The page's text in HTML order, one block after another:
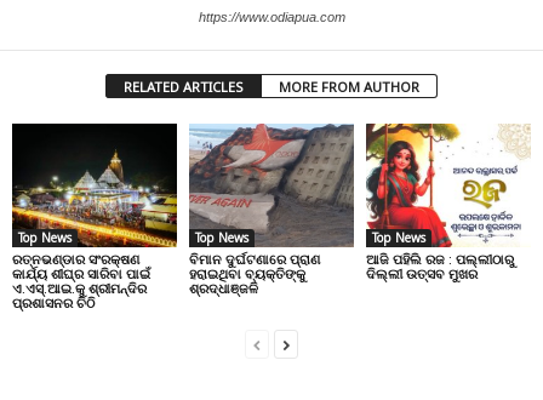
https://www.odiapua.com
RELATED ARTICLES MORE FROM AUTHOR
Top News
ରତ୍ନଭଣ୍ଡାର ସଂରକ୍ଷଣ
କାର୍ଯ୍ୟ ଶୀଘ୍ର ସାରିବା ପାଇଁ
ଏ.ଏସ୍.ଆଇ.କୁ ଶ୍ରୀମନ୍ଦିର
ପ୍ରଶାସନର ଚିଠି
Top News
ବିମାନ ଦୁର୍ଘଟଣାରେ ପ୍ରାଣ
ହରାଇଥିବା ବ୍ୟକ୍ତିଙ୍କୁ
ଶ୍ରଦ୍ଧାଞ୍ଜଳି
Top News
ଆଜି ପହିଲି ରଜ : ପଲ୍ଲୀଠାରୁ
ଦିଲ୍ଲୀ ଉତ୍ସବ ମୁଖର